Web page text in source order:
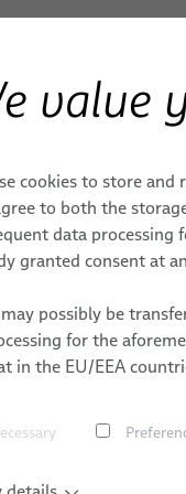
ПРОИЗВОДСТВА
SOLUTIONS
TECHNOLOGY
value
cookies to store
to both the
data processing
granted consent at
possibly be
for the
in the EU/EEA